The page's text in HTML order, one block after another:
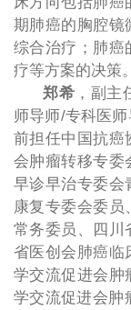
期肺癌的胸腔镜
综合治疗；肺癌
疗等方案的决策。
郑希 ，副
师导师/专科医
前担任中国抗癌
会肿瘤转移专委
早诊早治专委会
康复专委会委员
常务委员、四川
省医创会肺癌临
学交流促进会肿
学交流促进会肿